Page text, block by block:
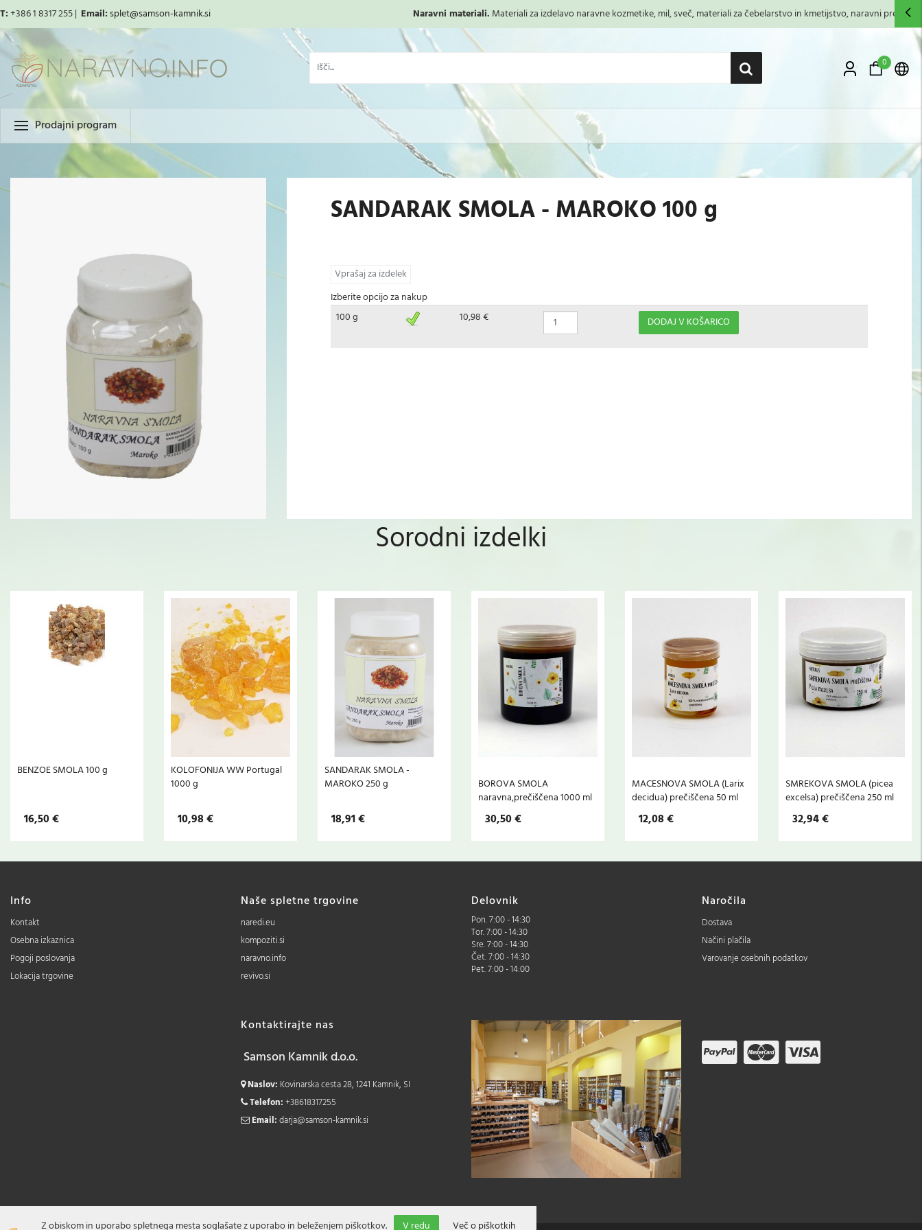
T:+386 1 8317 255 | Email:splet@samson-kamnik.si Naravni materiali. Materiali za izdelavo naravne kozmetike, mil, sveč, materiali za čebelarstvo in kmetijstvo, naravni premazi,...
0
Prodajni program
SANDARAK SMOLA - MAROKO 100 g
Vprašaj za izdelek
Izberite opcijo za nakup
100 g
10,98 € DODAJ V KOŠARICO
Sorodni izdelki
BENZOE SMOLA 100 g
16,50 €
KOLOFONIJA WW Portugal
1000 g
10,98 €
SANDARAK SMOLA -
MAROKO 250 g
18,91 €
BOROVA SMOLA
naravna,prečiščena 1000 ml
30,50 €
MACESNOVA SMOLA (Larix
decidua) prečiščena 50 ml
12,08 €
SMREKOVA SMOLA (picea
excelsa) prečiščena 250 ml
32,94 €
Info
Kontakt
Osebna izkaznica
Pogoji poslovanja
Lokacija trgovine
Naše spletne trgovine
naredi.eu
kompoziti.si
naravno.info
revivo.si
Delovnik
Pon. 7:00 - 14:30
Tor. 7:00 - 14:30
Sre. 7:00 - 14:30
Čet. 7:00 - 14:30
Pet. 7:00 - 14:00
Naročila
Dostava
Načini plačila
Varovanje osebnih podatkov
Kontaktirajte nas
Samson Kamnik d.o.o.
Naslov: Kovinarska cesta 28, 1241 Kamnik, SI
Telefon:+38618317255
Email:darja@samson-kamnik.si
Z obiskom in uporabo spletnega mesta soglašate z uporabo in beleženjem piškotkov. V redu Več o piškotkih